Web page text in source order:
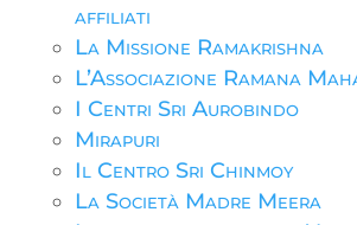
affiliati
La Missione Ramakrishna
L’Associazione Ramana
I Centri Sri Aurobindo
Mirapuri
Il Centro Sri Chinmoy
La Società Madre Meera